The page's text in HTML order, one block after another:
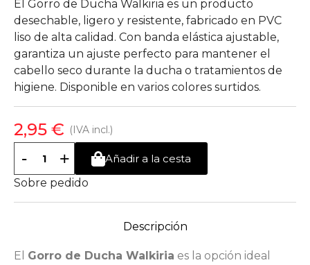
El Gorro de Ducha Walkiria es un producto
desechable, ligero y resistente, fabricado en PVC
liso de alta calidad. Con banda elástica ajustable,
garantiza un ajuste perfecto para mantener el
cabello seco durante la ducha o tratamientos de
higiene. Disponible en varios colores surtidos.
2,95 € (IVA incl.)
- +
Añadir a la cesta
Sobre pedido
Descripción
El Gorro de Ducha Walkiria es la opción ideal